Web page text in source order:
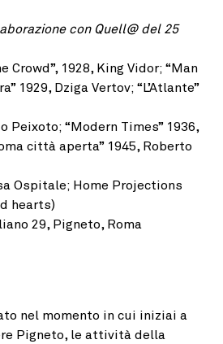
con Quell@ del 25
Crowd”, 1928, King Vidor; “Man
1929, Dziga Vertov; “L’Atlante”
Peixoto; “Modern Times” 1936,
città aperta” 1945, Roberto
Ospitale; Home Projections
hearts)
29, Pigneto, Roma
nel momento in cui iniziai a
Pigneto, le attività della